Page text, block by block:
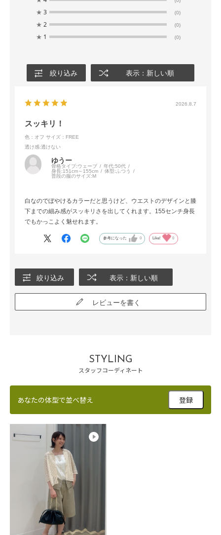
★ 3 (0)
★ 2 (0)
★ 1 (0)
絞り込み 表示：新しい順
2026.8.7
スッキリ！
色：オフ サイズ：FREE
透け感:透けない
ゆうー
骨格タイプ:ウェーブ 年代:50代
身長:151cm～155cm 体型: ふつう
普段の服のサイズ:M
白なのでぼやけるカラーだと思うけど、ウエストのデザインと膝
下までの細み感がスッキリさを出してくれます。155センチ身長
でもかっこよく魅せれます。
参考になった 0 Like! 0
絞り込み 表示：新しい順
レビューを書く
STYLING
スタッフコーディネート
あなたの体型で並べ替え 登録